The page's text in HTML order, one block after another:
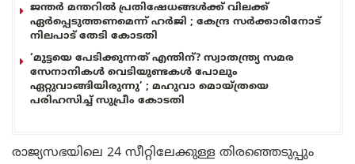
ജന്തർ മന്തറിൽ പ്രതിഷേധങ്ങൾക്ക് വിലക്ക്
ഏർപ്പെടുത്തണമെന്ന് ഹർജി ; കേന്ദ്ര സർക്കാരിനോട്
നിലപാട് തേടി കോടതി
‘മുട്ടയെ പേടിക്കുന്നത് എന്തിന്? സ്വാതന്ത്ര്യ സമര
സേനാനികൾ വെടിയുണ്ടകൾ പോലും
ഏറ്റുവാങ്ങിയിരുന്നു’ ; മഹുവാ മൊയ്ത്രയെ
പരിഹസിച്ച് സുപ്രീം കോടതി
രാജ്യസഭയിലെ 24 സീറ്റിലേക്കുള്ള തിരഞ്ഞെടുപ്പും